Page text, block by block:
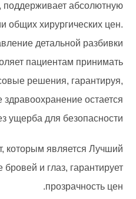
поддерживает абсолютную
общих хирургических цен.
детальной разбивки
пациентам принимать
решения, гарантируя,
здравоохранение остается
ущерба для безопасности.
которым является Лучший
бровей и глаз, гарантирует
прозрачность цен.